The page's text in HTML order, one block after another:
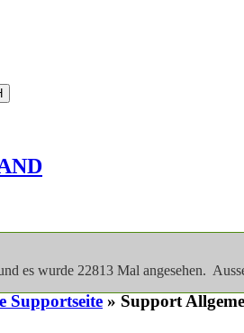
es wurde 22813 Mal angesehen.
Supportseite » Support